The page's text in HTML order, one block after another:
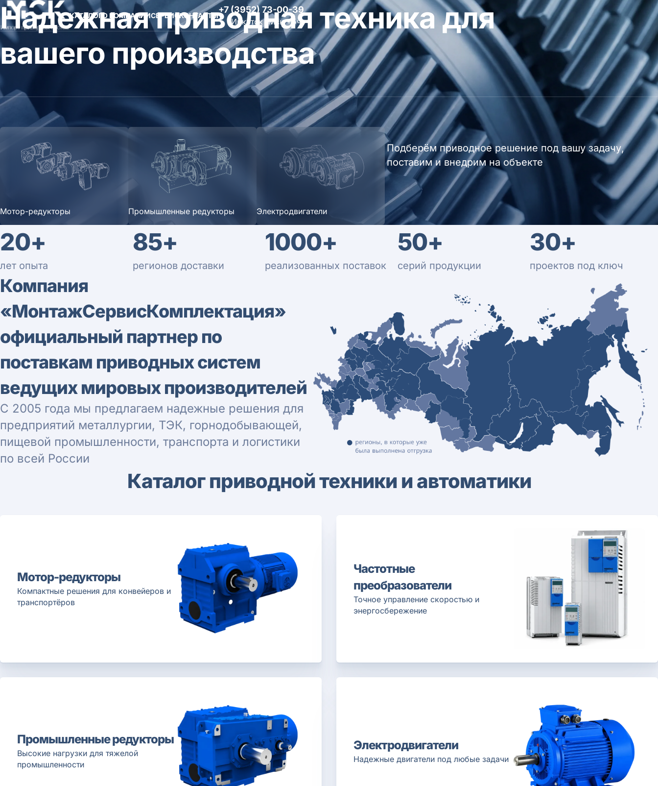
КАТАЛОГО КОМПАНИИСЕРВИСКОНТАКТЫ
+7 (3952) 73-00-39
Иркутск (Мск +5ч)
Надежная приводная техника для
вашего производства
Мотор-редукторы Промышленные редукторы Электродвигатели
Подберём приводное решение под вашу задачу,
поставим и внедрим на объекте
20+
лет опыта
85+
регионов доставки
1000+
реализованных поставок
50+
серий продукции
30+
проектов под ключ
Компания
«МонтажСервисКомплектация»
официальный партнер по
поставкам приводных систем
ведущих мировых производителей
С 2005 года мы предлагаем надежные решения для
предприятий металлургии, ТЭК, горнодобывающей,
пищевой промышленности, транспорта и логистики
по всей России
Каталог приводной техники и автоматики
Мотор-редукторы
Компактные решения для конвейеров и
транспортёров
Частотные
преобразователи
Точное управление скоростью и
энергосбережение
Промышленные редукторы
Высокие нагрузки для тяжелой
промышленности
Электродвигатели
Надежные двигатели под любые задачи